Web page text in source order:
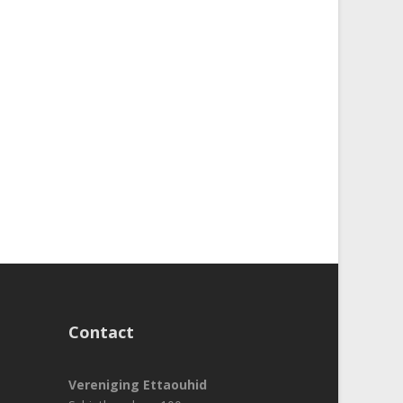
Contact
Vereniging Ettaouhid